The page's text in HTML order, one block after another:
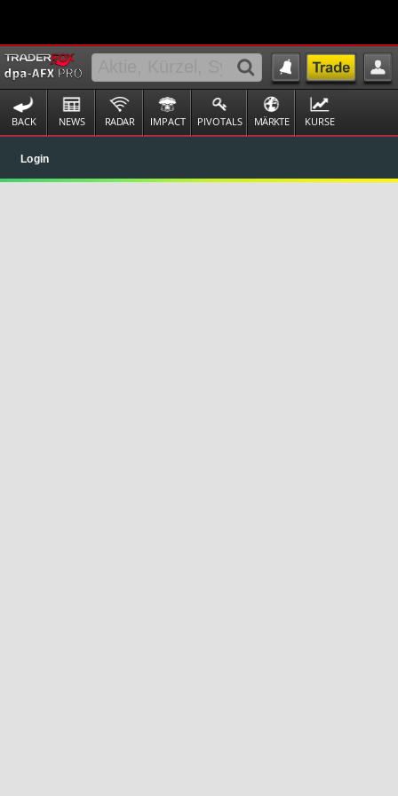
BACK NEWS RADAR IMPACT PIVOTALS MÄRKTE KURSE
Login